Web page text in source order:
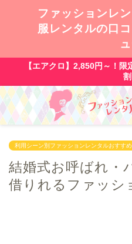
ファッションレ
服レンタルの口
【エアクロ】2,850円～！
割
利用シーン別ファッションレンタルおすすめ
結婚式お呼ばれ・
借りれるファッシ